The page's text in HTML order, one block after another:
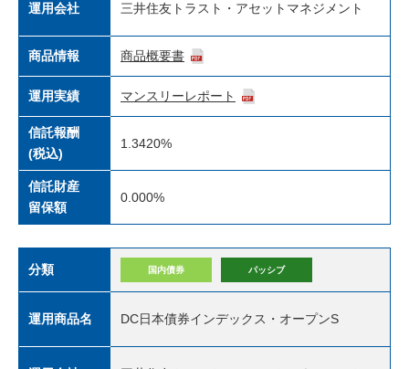
運用会社 三井住友トラスト・アセットマネジメント
商品情報 商品概要書
運用実績 マンスリーレポート
信託報酬
(税込)
1.3420%
信託財産
留保額
0.000%
分類 国内債券 パッシブ
運用商品名 DC日本債券インデックス・オープンS